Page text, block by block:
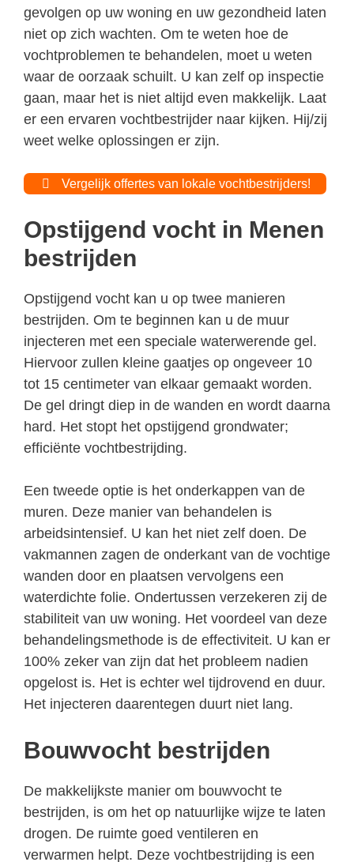
gevolgen op uw woning en uw gezondheid laten
niet op zich wachten. Om te weten hoe de
vochtproblemen te behandelen, moet u weten
waar de oorzaak schuilt. U kan zelf op inspectie
gaan, maar het is niet altijd even makkelijk. Laat
er een ervaren vochtbestrijder naar kijken. Hij/zij
weet welke oplossingen er zijn.
Vergelijk offertes van lokale vochtbestrijders!
Opstijgend vocht in Menen
bestrijden
Opstijgend vocht kan u op twee manieren
bestrijden. Om te beginnen kan u de muur
injecteren met een speciale waterwerende gel.
Hiervoor zullen kleine gaatjes op ongeveer 10
tot 15 centimeter van elkaar gemaakt worden.
De gel dringt diep in de wanden en wordt daarna
hard. Het stopt het opstijgend grondwater;
efficiënte vochtbestrijding.
Een tweede optie is het onderkappen van de
muren. Deze manier van behandelen is
arbeidsintensief. U kan het niet zelf doen. De
vakmannen zagen de onderkant van de vochtige
wanden door en plaatsen vervolgens een
waterdichte folie. Ondertussen verzekeren zij de
stabiliteit van uw woning. Het voordeel van deze
behandelingsmethode is de effectiviteit. U kan er
100% zeker van zijn dat het probleem nadien
opgelost is. Het is echter wel tijdrovend en duur.
Het injecteren daarentegen duurt niet lang.
Bouwvocht bestrijden
De makkelijkste manier om bouwvocht te
bestrijden, is om het op natuurlijke wijze te laten
drogen. De ruimte goed ventileren en
verwarmen helpt. Deze vochtbestrijding is een